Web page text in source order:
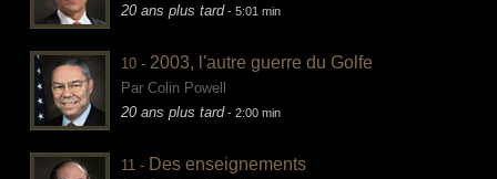
20 ans plus tard- 5:01 min
10 - 2003, l'autre guerre du Golfe
Par Colin Powell
20 ans plus tard- 2:00 min
11 - Des enseignements